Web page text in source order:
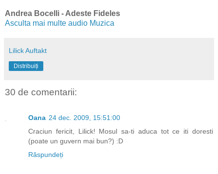
Andrea Bocelli - Adeste Fideles
Asculta mai multe audio Muzica
Lilick Auftakt
Distribuiți
30 de comentarii:
Oana 24 dec. 2009, 15:51:00
Craciun fericit, Lilick! Mosul sa-ti aduca tot ce iti doresti
(poate un guvern mai bun?) :D
Răspundeți